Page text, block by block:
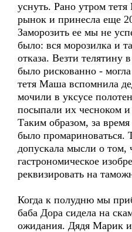
уснуть. Рано утром
рынок и принесла еще
Заморозить ее мы не
было: вся морозилка и
отказа. Везти телятину
было рискованно -
тетя Маша вспомнила
мочили в уксусе
посыпали их чесноком и
Таким образом, за
было промариноваться.
допускала мысли о том,
гастрономическое
реквизировать на
Когда к полудню мы
баба Дора сидела на
ожидания. Дядя Марик